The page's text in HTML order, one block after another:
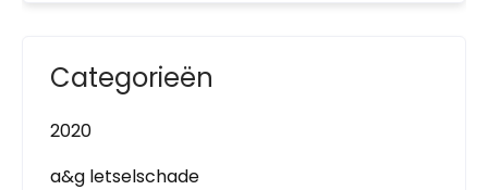
Categorieën
2020
a&g letselschade